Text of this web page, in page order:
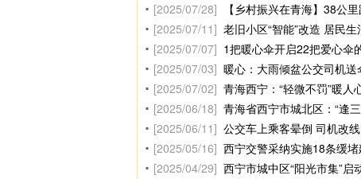
[2025/07/28]
【乡村振兴在青海】38公
[2025/07/11] 老旧小区“智能”改造 居民
[2025/07/07] 1把暖心伞开启22把爱心伞
[2025/07/03] 暖心：大雨倾盆公交司机
[2025/07/02] 青海西宁：“轻微不罚”暖人
[2025/06/18] 青海省西宁市城北区：“逢
[2025/06/11] 公交车上乘客晕倒 司机改
[2025/05/16] 西宁交警采纳实施18条缓堵
[2025/04/29] 西宁市城中区“阳光市集”启